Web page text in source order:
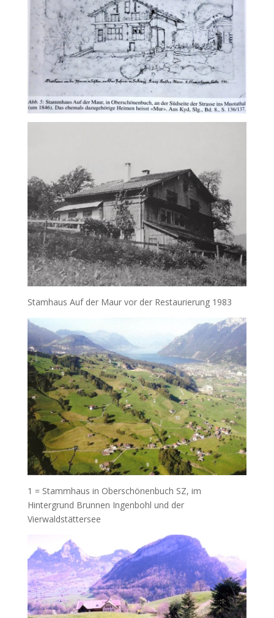
Stamhaus Auf der Maur vor der Restaurierung 1983
1 = Stammhaus in Oberschönenbuch SZ, im
Hintergrund Brunnen Ingenbohl und der
Vierwaldstättersee